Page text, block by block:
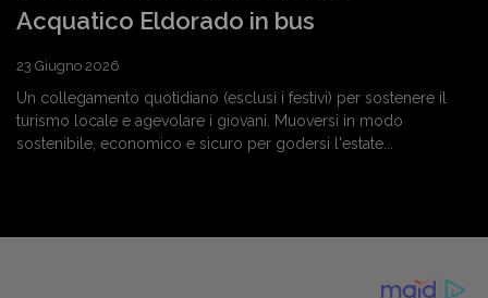
Acquatico Eldorado in bus
23 Giugno 2026
Un collegamento quotidiano (esclusi i festivi) per sostenere il
turismo locale e agevolare i giovani. Muoversi in modo
sostenibile, economico e sicuro per godersi l'estate...